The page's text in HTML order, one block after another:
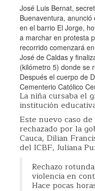
José Luis Bernat,
Buenaventura,
en el barrio El Jorge,
a marchar en protesta
recorrido comenzará
José de Caldas y
(kilómetro 5) donde se
Después el cuerpo de
Cementerio Católico
La niña cursaba el
institución
Este nuevo caso
rechazado por la
Cauca, Dilian
del ICBF, Juliana
Rechazo
violencia en
Hace pocas